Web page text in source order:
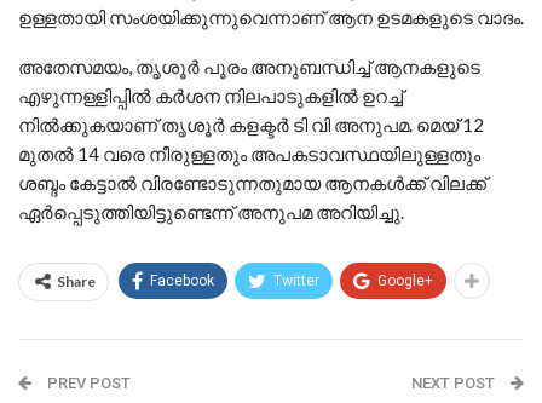
ഉള്ളതായി സംശയിക്കുന്നുവെന്നാണ് ആന ഉടമകളുടെ വാദം.
അതേസമയം, തൃശൂര്‍ പൂരം അനുബന്ധിച്ച് ആനകളുടെ
എഴുന്നള്ളിപ്പില്‍ കര്‍ശന നിലപാടുകളില്‍ ഉറച്ച്
നില്‍ക്കുകയാണ് തൃശൂര്‍ കളക്ടര്‍ ടി വി അനുപമ. മെയ് 12
മുതൽ 14 വരെ നീരുള്ളതും അപകടാവസ്ഥയിലുള്ളതും
ശബ്ദം കേട്ടാൽ വിരണ്ടോടുന്നതുമായ ആനകൾക്ക് വിലക്ക്
ഏര്‍പ്പെടുത്തിയിട്ടുണ്ടെന്ന് അനുപമ അറിയിച്ചു.
Share Facebook Twitter Google+
PREV POST NEXT POST